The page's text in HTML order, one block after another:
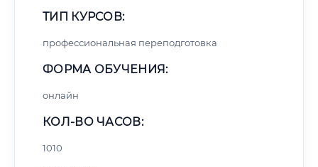
ТИП КУРСОВ:
профессиональная переподготовка
ФОРМА ОБУЧЕНИЯ:
онлайн
КОЛ-ВО ЧАСОВ:
1010